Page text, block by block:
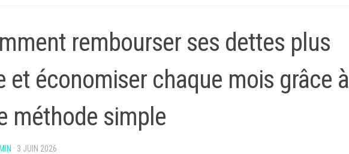
rembourser ses dettes plus
et économiser chaque mois grâce à
méthode simple
· 3 JUIN 2026